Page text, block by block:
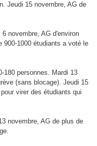
Jeudi 15 novembre, AG de
novembre, AG d'environ
900-1000 étudiants a voté le
180 personnes. Mardi 13
(sans blocage). Jeudi 15
virer des étudiants qui
novembre, AG de plus de